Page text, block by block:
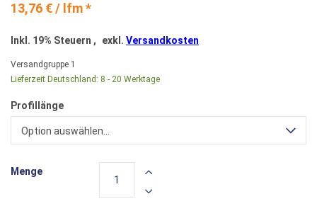
13,76 € / lfm *
Inkl. 19% Steuern , exkl. Versandkosten
Versandgruppe 1
Lieferzeit Deutschland: 8 - 20 Werktage
Profillänge
Option auswählen...
Menge